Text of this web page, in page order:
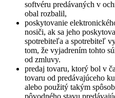
softvéru predávaných v
obal rozbalil,
poskytovanie
nosiči, ak sa jeho
spotrebiteľa a spotrebiteľ
tom, že vyjadrením tohto
od zmluvy.
predaj tovaru, ktorý bol v
tovaru od predávajúceho
alebo použitý takým
pôvodného stavu